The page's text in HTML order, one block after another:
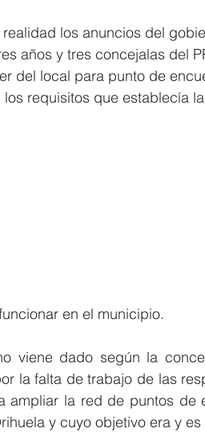
realidad los anuncios del
años y tres concejalas del
del local para punto de
los requisitos que establecía
en el municipio.
viene dado según la
la falta de trabajo de las
ampliar la red de puntos de
y cuyo objetivo era y